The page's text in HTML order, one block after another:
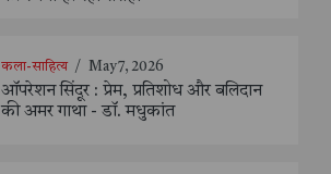
कला-साहित्य / May 7, 2026
ऑपरेशन सिंदूर : प्रेम, प्रतिशोध और बलिदान
की अमर गाथा - डॉ. मधुकांत